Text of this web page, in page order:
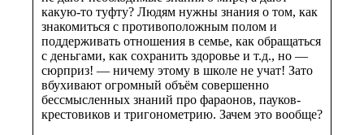
какую-то туфту? Людям нужны знания о том, как
знакомиться с противоположным полом и
поддерживать отношения в семье, как обращаться
с деньгами, как сохранить здоровье и т.д., но —
сюрприз! — ничему этому в школе не учат! Зато
вбухивают огромный объём совершенно
бессмысленных знаний про фараонов, пауков-
крестовиков и тригонометрию. Зачем это вообще?